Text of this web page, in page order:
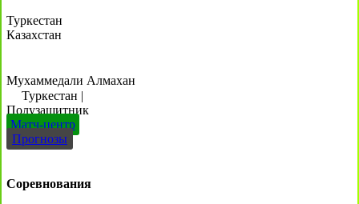
Туркестан
Казахстан
Мухаммедали Алмахан
Туркестан |
Полузащитник
Матч-центр
Прогнозы
Соревнования